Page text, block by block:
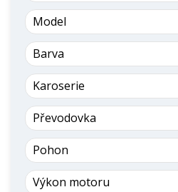
Model
Barva
Karoserie
Převodovka
Pohon
Výkon motoru